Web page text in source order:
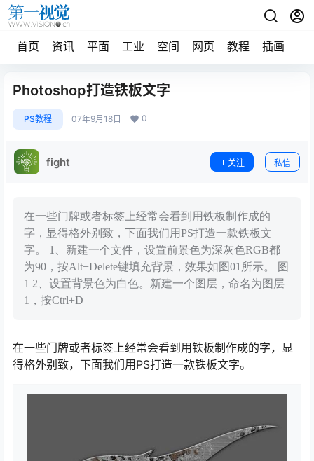
首页 资讯 平面 工业 空间 网页 教程 插画
Photoshop打造铁板文字
PS教程 07年9月18日 0
fight 关注 私信
在一些门牌或者标签上经常会看到用铁板制作成的
字，显得格外别致，下面我们用PS打造一款铁板文
字。 1、新建一个文件，设置前景色为深灰色RGB都
为90，按Alt+Delete键填充背景，效果如图01所示。 图
1 2、设置背景色为白色。新建一个图层，命名为图层
1，按Ctrl+D
在一些门牌或者标签上经常会看到用铁板制作成的字，显
得格外别致，下面我们用PS打造一款铁板文字。